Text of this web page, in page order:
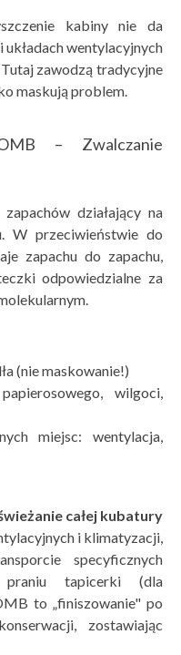
kabiny nie da
wentylacyjnych
zawodzą tradycyjne
maskują problem.
– Zwalczanie
działający na
W przeciwieństwie do
zapachu do zapachu,
odpowiedzialne za
(nie maskowanie!)
wilgoci,
miejsc: wentylacja,
całej kubatury
i klimatyzacji,
specyficznych
praniu tapicerki (dla
to „finiszowanie" po
zostawiając